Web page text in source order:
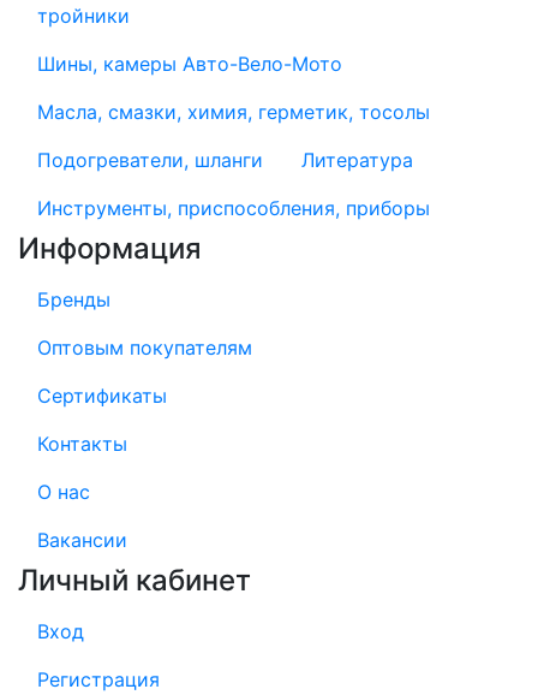
тройники
Шины, камеры Авто-Вело-Мото
Масла, смазки, химия, герметик, тосолы
Подогреватели, шланги
Литература
Инструменты, приспособления, приборы
Информация
Бренды
Оптовым покупателям
Сертификаты
Контакты
О нас
Вакансии
Личный кабинет
Вход
Регистрация